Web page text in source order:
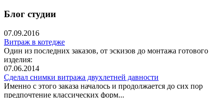
Блог студии
07.09.2016
Витраж в котедже
Один из последних заказов, от эскизов до монтажа готового
изделия:
07.06.2014
Сделал снимки витража двухлетней давности
Именно с этого заказа началось и продолжается до сих пор
предпочтение классических форм...